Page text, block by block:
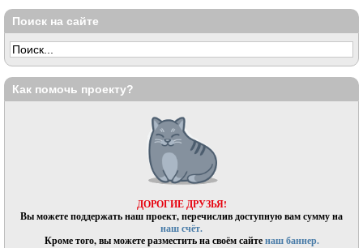
Поиск на сайте
Как помочь проекту?
ДОРОГИЕ ДРУЗЬЯ!
Вы можете поддержать наш проект, перечислив доступную вам сумму на
наш счёт.
Кроме того, вы можете разместить на своём сайтенаш баннер.